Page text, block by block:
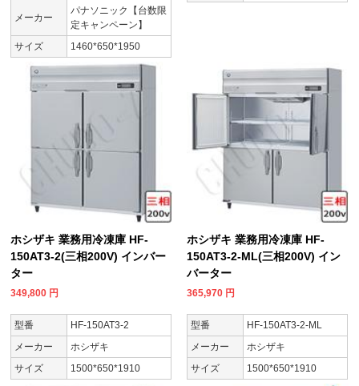
メーカー
パナソニック【台数限
定キャンペーン】
サイズ
1460*650*1950
ホシザキ 業務用冷凍庫 HF-
150AT3-2(三相200V) インバー
ター
349,800 円
型番
HF-150AT3-2
メーカー
ホシザキ
サイズ
1500*650*1910
ホシザキ 業務用冷凍庫 HF-
150AT3-2-ML(三相200V) イン
バーター
365,970 円
型番
HF-150AT3-2-ML
メーカー
ホシザキ
サイズ
1500*650*1910